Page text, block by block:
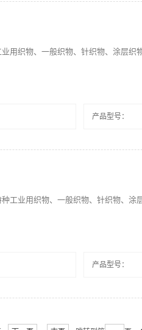
用织物、一般织物、针织物、涂层织
产品型号：
工业用织物、一般织物、针织物、涂
产品型号：